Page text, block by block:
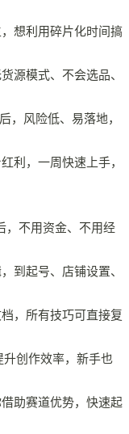
想利用碎片化时间搞
源模式、不会选品、
，风险低、易落地，
利，一周快速上手，
，不用资金、不用经
到起号、店铺设置、
，所有技巧可直接复
创作效率，新手也
助赛道优势，快速起